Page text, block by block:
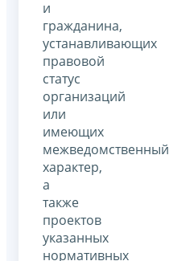
и
гражданина,
устанавливающих
правовой
статус
организаций
или
имеющих
межведомственный
характер,
а
также
проектов
указанных
нормативных